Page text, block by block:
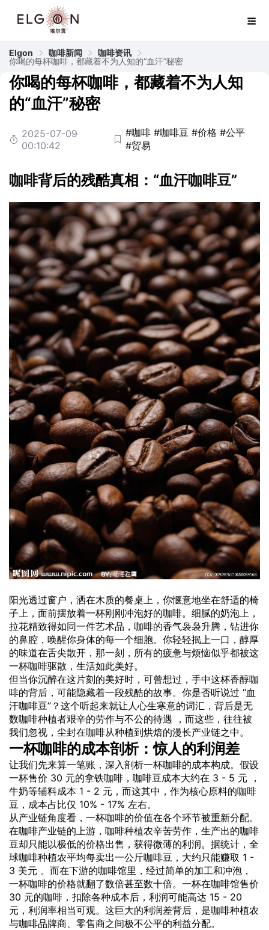
Elgon 咖啡新闻
咖啡资讯
你喝的每杯咖啡，都藏着不为人知的“血汗”秘密
你喝的每杯咖啡，都藏着不为人知
的“血汗”秘密
2025-07-09
00:10:42
#咖啡 #咖啡豆 #价格 #公平
#贸易
咖啡背后的残酷真相：“血汗咖啡豆”
阳光透过窗户，洒在木质的餐桌上，你惬意地坐在舒适的椅
子上，面前摆放着一杯刚刚冲泡好的咖啡。细腻的奶泡上，
拉花精致得如同一件艺术品，咖啡的香气袅袅升腾，钻进你
的鼻腔，唤醒你身体的每一个细胞。你轻轻抿上一口，醇厚
的味道在舌尖散开，那一刻，所有的疲惫与烦恼似乎都被这
一杯咖啡驱散，生活如此美好。
但当你沉醉在这片刻的美好时，可曾想过，手中这杯香醇咖
啡的背后，可能隐藏着一段残酷的故事。你是否听说过 “血
汗咖啡豆”？这个听起来就让人心生寒意的词汇，背后是无
数咖啡种植者艰辛的劳作与不公的待遇 ，而这些，往往被
我们忽视，尘封在咖啡从种植到烘焙的漫长产业链之中。
一杯咖啡的成本剖析：惊人的利润差
让我们先来算一笔账，深入剖析一杯咖啡的成本构成。假设
一杯售价 30 元的拿铁咖啡，咖啡豆成本大约在 3 - 5 元 ，
牛奶等辅料成本 1 - 2 元，而这其中，作为核心原料的咖啡
豆，成本占比仅 10% - 17% 左右。
从产业链角度看，一杯咖啡的价值在各个环节被重新分配。
在咖啡产业链的上游，咖啡种植农辛苦劳作，生产出的咖啡
豆却只能以极低的价格出售，获得微薄的利润。据统计，全
球咖啡种植农平均每卖出一公斤咖啡豆，大约只能赚取 1 -
3 美元 。而在下游的咖啡馆里，经过简单的加工和冲泡，
一杯咖啡的价格就翻了数倍甚至数十倍。一杯在咖啡馆售价
30 元的咖啡，扣除各种成本后，利润可能高达 15 - 20
元，利润率相当可观。这巨大的利润差背后，是咖啡种植农
与咖啡品牌商、零售商之间极不公平的利益分配。